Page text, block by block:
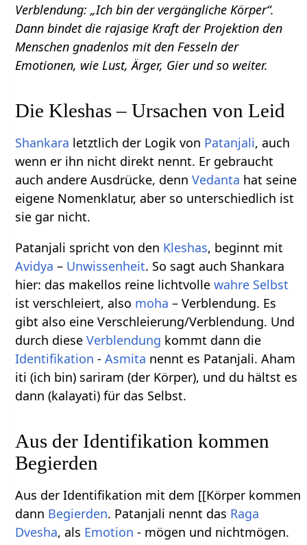
Verblendung: „Ich bin der vergängliche Körper“.
Dann bindet die rajasige Kraft der Projektion den
Menschen gnadenlos mit den Fesseln der
Emotionen, wie Lust, Ärger, Gier und so weiter.
Die Kleshas – Ursachen von Leid
Shankara letztlich der Logik von Patanjali, auch
wenn er ihn nicht direkt nennt. Er gebraucht
auch andere Ausdrücke, dennVedanta hat seine
eigene Nomenklatur, aber so unterschiedlich ist
sie gar nicht.
Patanjali spricht von den Kleshas, beginnt mit
Avidya – Unwissenheit. So sagt auch Shankara
hier: das makellos reine lichtvollewahre Selbst
ist verschleiert, also moha – Verblendung. Es
gibt also eine Verschleierung/Verblendung. Und
durch dieseVerblendung kommt dann die
Identifikation -Asmita nennt es Patanjali. Aham
iti (ich bin) sariram (der Körper), und du hältst es
dann (kalayati) für das Selbst.
Aus der Identifikation kommen
Begierden
Aus der Identifikation mit dem [[Körper kommen
dann Begierden. Patanjali nennt das Raga
Dvesha, als Emotion - mögen und nichtmögen.